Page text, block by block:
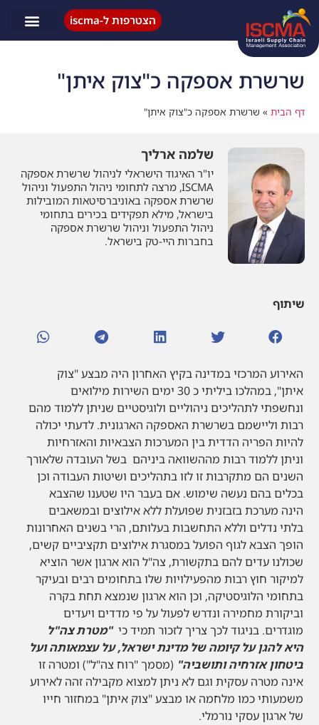
הצטרפות ל-iscma
שרשרת אספקה כ"צוק איתן"
דף הבית » שרשרת אספקה כ"צוק איתן"
שלמה ארליך
יו"ר האיגוד הישראלי לניהול שרשרת אספקה
ISCMA, מרצה לתחומי ניהול התפעול וניהול
שרשרת אספקה באוניברסיטאות המובילות
בישראל, מילא תפקידים בכירים בתחומי
ניהול התפעול וניהול שרשרת אספקה
בחברות היי-טק בישראל.
שיתוף
האירוע המרכזי במדינה בקיץ האחרון היה מבצע "צוק
איתן", במהלכו ביליתי כ 30 ימים השירות מילואים
ונחשפתי לתהליכים ניהוליים ולוגיסטיים שניתן ללמוד מהם
רבות וליישמם בשרשרת האספקה הארגונית. לדעתי יכולה
להיות הפריה הדדית בין המערכות הצבאיות והאזרחיות
וניתן ללמוד רבות מההשוואה ביניהם בשל העובדה שלאורך
השנים הם מתקרבות זו לזו בתהליכים ושיטות העבודה וכן
בכלים בהם נעשה שימוש. אם בעבר היו שטענו שהצבא
הינה מערכת בזבזנית שפועלת ללא אילוצים ובמשאבים
בלתי נדלים וללא התחשבות בעלותם, הרי בשנים האחרונות
הופך הצבא לגוף הפועל במסגרת אילוצים תקציביים קשים,
שכולנו עדים להם בתקשורת, צה"ל הוא ארגון אשר הוציא
למיקור חוץ רבות מהפעילויות שלו בתחומים רבים ובעיקר
בתחומי הלוגיסטיקה, וכן הוא ארגון שנמצא תחת בקרה
וביקורת מחמירה ונדרש לפעול על פי מדדים ויעדים
מוגדרים. בניגוד לכך צריך לזכור תמיד כי"מטרת צה"ל
היא להגן על קיומה של מדינת ישראל, על עצמאותה ועל
ביטחון אזרחיה ותושביה" (מסמך "רוח צה"ל") ומטרה זו
אינה מטרה עסקית וגם לא ניתן למצוא מקבילה זהה לאירוע
משמעותי כמו מלחמה או מבצע "צוק איתן" במחזור חייו
של ארגון עסקי נורמלי.